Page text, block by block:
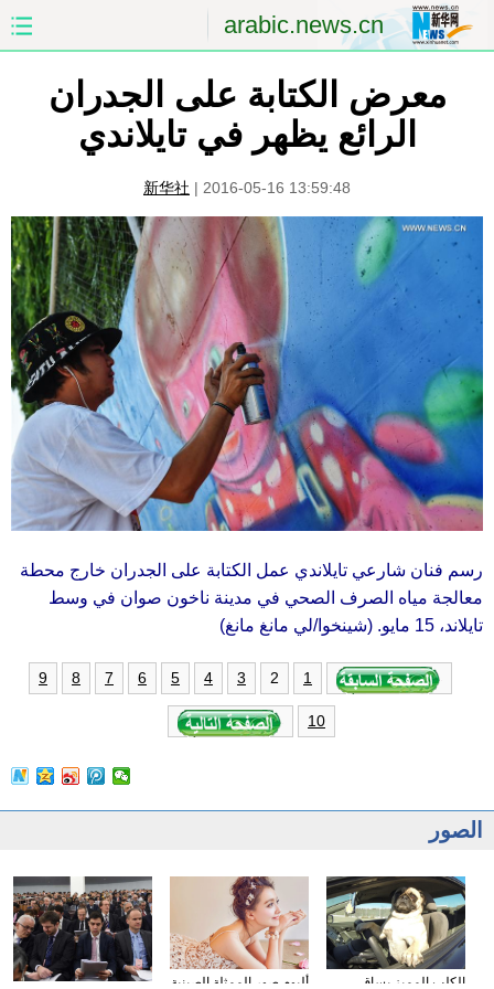
arabic.news.cn
الصين الصفحة الأولى
الشرق الأوسط العالم
الاقتصاد
العلوم والصحة الثقافة والتعليم
الرياضة السياحة والبيئة
مؤتمر صحفى للخارجية
معرض الكتابة على الجدران
الرائع يظهر في تايلاندي
新华社 | 2016-05-16 13:59:48
رسم فنان شارعي تايلاندي عمل الكتابة على الجدران خارج محطة
معالجة مياه الصرف الصحي في مدينة ناخون صوان في وسط
تايلاند، 15 مايو. (شينخوا/لي مانغ مانغ)
1
2
3
4
5
6
7
8
9
10
الصور
ألبوم صور الممثلة الصينية الكلب المميز يساق